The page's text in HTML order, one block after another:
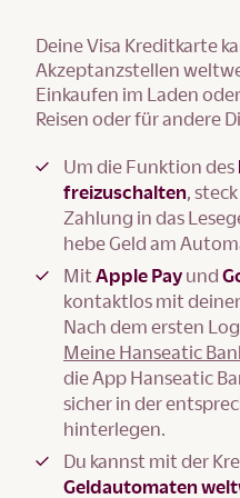
Deine Visa Kreditkarte
Akzeptanzstellen
Einkaufen im Laden
Reisen oder für andere
Um die Funktion des
freizuschalten,
Zahlung in das
hebe Geld am
Mit Apple Pay und
kontaktlos mit
Nach dem ersten
Meine Hanseatic
die App Hanseatic
sicher in der
hinterlegen.
Du kannst mit der
Geldautomaten